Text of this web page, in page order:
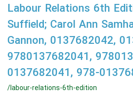
Labour Relations 6th
Suffield; Carol Ann
Gannon, 0137682042,
9780137682041,
0137682041, 978-
/labour-relations-6th-edition